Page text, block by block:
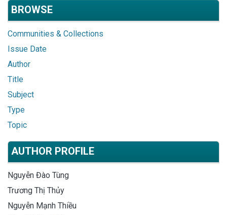
BROWSE
Communities & Collections
Issue Date
Author
Title
Subject
Type
Topic
AUTHOR PROFILE
Nguyễn Đào Tùng
Trương Thị Thủy
Nguyễn Mạnh Thiều